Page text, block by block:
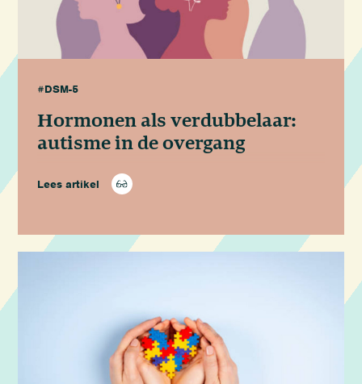
#DSM-5
Hormonen als verdubbelaar:
autisme in de overgang
Lees artikel